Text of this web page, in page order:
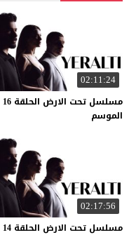
02:11:24
مسلسل تحت الارض الحلقة 16 نهاية
الموسم
02:17:56
مسلسل تحت الارض الحلقة 14